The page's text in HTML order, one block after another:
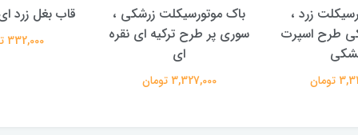
زرد ،
طرح اسپرت
باک موتورسیکلت زرشکی ،
سوری پر طرح ترکیه ای نقره
ای
3,327,000 تومان
قاب بغل زرد
332,000 تومان